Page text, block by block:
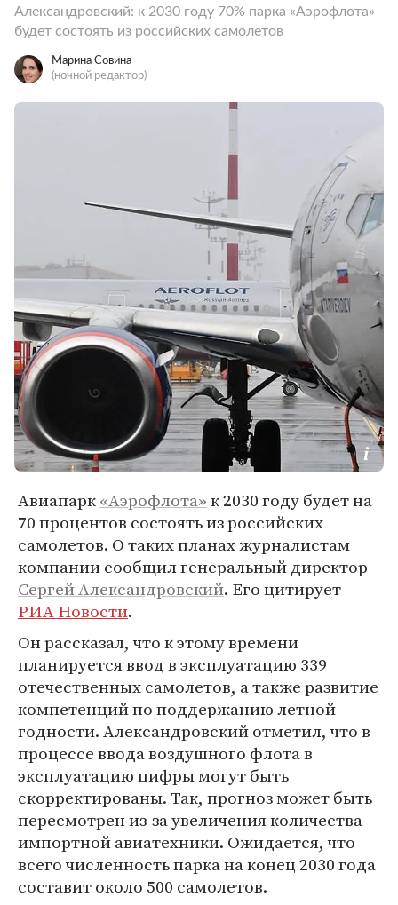
Александровский: к 2030 году 70% парка «Аэрофлота»
будет состоять из российских самолетов
Марина Совина
(ночной редактор)
Авиапарк«Аэрофлота»к 2030 году будет на
70 процентов состоять из российских
самолетов. О таких планах журналистам
компании сообщил генеральный директор
Сергей Александровский. Его цитирует
РИА Новости.
Он рассказал, что к этому времени
планируется ввод в эксплуатацию 339
отечественных самолетов, а также развитие
компетенций по поддержанию летной
годности. Александровский отметил, что в
процессе ввода воздушного флота в
эксплуатацию цифры могут быть
скорректированы. Так, прогноз может быть
пересмотрен из-за увеличения количества
импортной авиатехники. Ожидается, что
всего численность парка на конец 2030 года
составит около 500 самолетов.